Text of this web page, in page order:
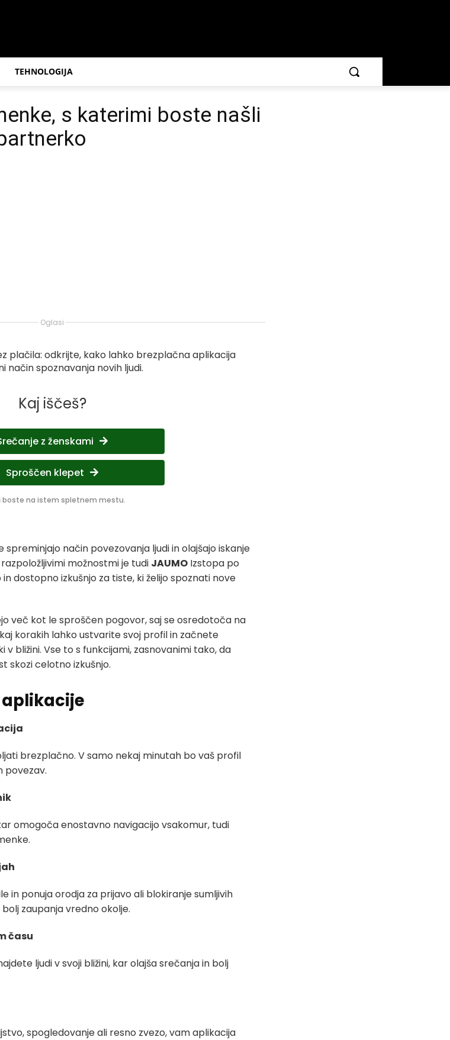
TEHNOLOGIJA
s katerimi boste našli
Oglasi
plačila: odkrijte, kako lahko brezplačna aplikacija
način spoznavanja novih ljudi.
Kaj iščeš?
z ženskami
Sproščen klepet
boste na istem spletnem mestu.
način povezovanja ljudi in olajšajo iskanje
možnostmi je tudi JAUMO Izstopa po
dostopno izkušnjo za tiste, ki želijo spoznati nove
več kot le sproščen pogovor, saj se osredotoča na
korakih lahko ustvarite svoj profil in začnete
bližini. Vse to s funkcijami, zasnovanimi tako, da
skozi celotno izkušnjo.
brezplačno. V samo nekaj minutah bo vaš profil
povezav.
omogoča enostavno navigacijo vsakomur, tudi
in ponuja orodja za prijavo ali blokiranje sumljivih
zaupanja vredno okolje.
času
ljudi v svoji bližini, kar olajša srečanja in bolj
spogledovanje ali resno zvezo, vam aplikacija